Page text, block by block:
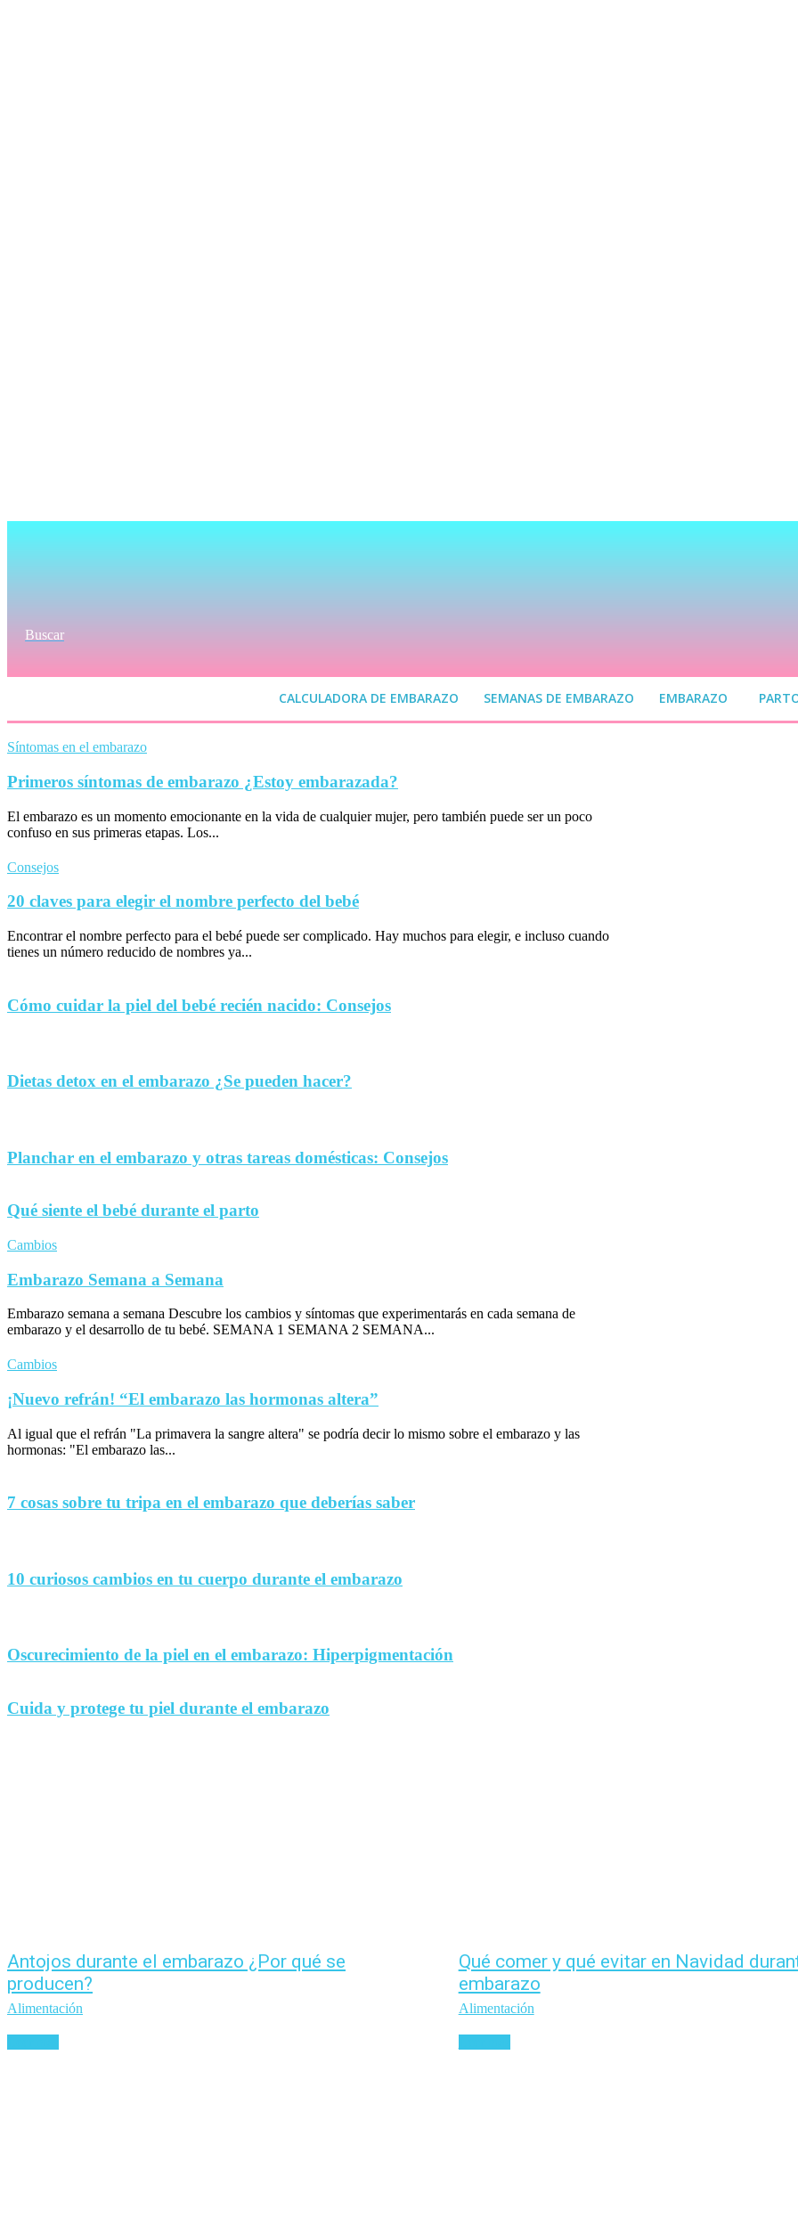
Buscar
CALCULADORA DE EMBARAZO SEMANAS DE EMBARAZO EMBARAZO
Síntomas en el embarazo
Primeros síntomas de embarazo ¿Estoy embarazada?
El embarazo es un momento emocionante en la vida de cualquier mujer, pero también puede ser un poco
confuso en sus primeras etapas. Los...
Consejos
20 claves para elegir el nombre perfecto del bebé
Encontrar el nombre perfecto para el bebé puede ser complicado. Hay muchos para elegir, e incluso cuando
tienes un número reducido de nombres ya...
Cómo cuidar la piel del bebé recién nacido: Consejos
Dietas detox en el embarazo ¿Se pueden hacer?
Planchar en el embarazo y otras tareas domésticas: Consejos
Qué siente el bebé durante el parto
Cambios
Embarazo Semana a Semana
Embarazo semana a semana Descubre los cambios y síntomas que experimentarás en cada semana de
embarazo y el desarrollo de tu bebé. SEMANA 1 SEMANA 2 SEMANA...
Cambios
¡Nuevo refrán! “El embarazo las hormonas altera”
Al igual que el refrán "La primavera la sangre altera" se podría decir lo mismo sobre el embarazo y las
hormonas: "El embarazo las...
7 cosas sobre tu tripa en el embarazo que deberías saber
10 curiosos cambios en tu cuerpo durante el embarazo
Oscurecimiento de la piel en el embarazo: Hiperpigmentación
Cuida y protege tu piel durante el embarazo
Antojos durante el embarazo ¿Por qué se
producen?
Alimentación
Qué comer y qué evitar en Navidad
embarazo
Alimentación